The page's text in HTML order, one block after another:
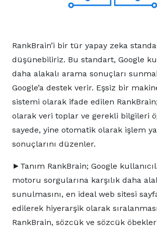
RankBrain’i bir tür yapay zeka
düşünebiliriz. Bu standart, Google
daha alakalı arama sonuçları
Google’a destek verir. Eşsiz bir
sistemi olarak ifade edilen
olarak veri toplar ve gerekli bilgileri
sayede, yine otomatik olarak işlem
sonuçlarını düzenler.
►Tanım RankBrain; Google
motoru sorgularına karşılık daha
sunulmasını, en ideal web sitesi
edilerek hiyerarşik olarak
RankBrain, sözcük ve sözcük